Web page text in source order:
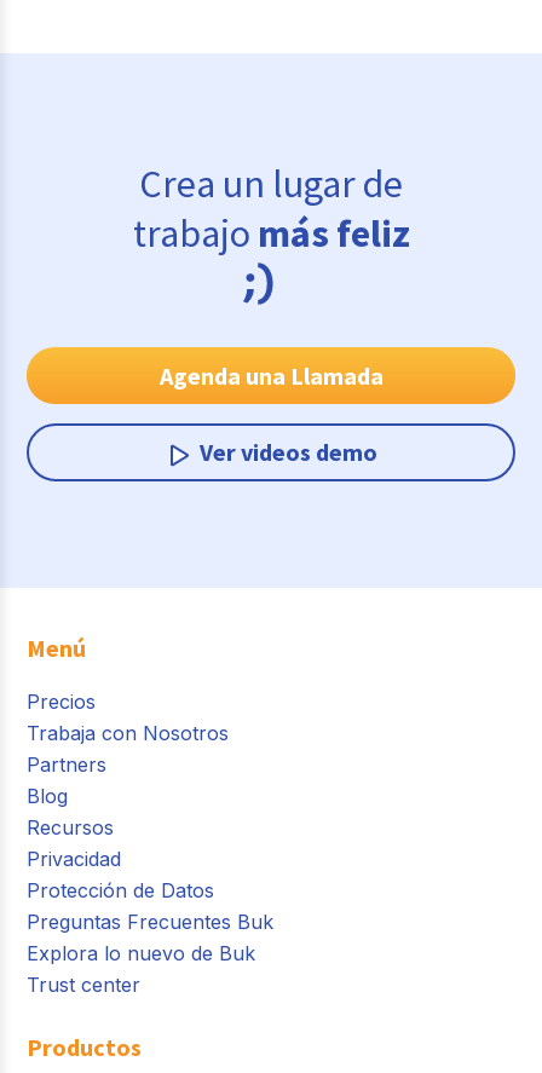
Crea un lugar de
trabajo más feliz
Agenda una Llamada
Ver videos demo
Menú
Precios
Trabaja con Nosotros
Partners
Blog
Recursos
Privacidad
Protección de Datos
Preguntas Frecuentes Buk
Explora lo nuevo de Buk
Trust center
Productos